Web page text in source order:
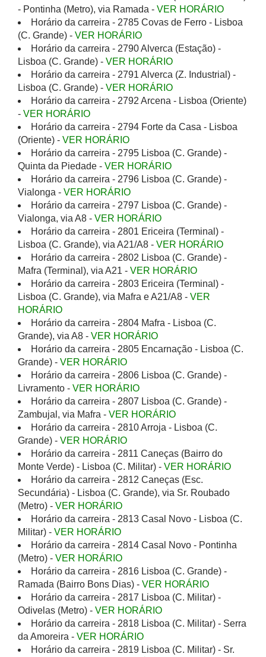
- Pontinha (Metro), via Ramada - VER HORÁRIO
Horário da carreira - 2785 Covas de Ferro - Lisboa
(C. Grande) - VER HORÁRIO
Horário da carreira - 2790 Alverca (Estação) -
Lisboa (C. Grande) - VER HORÁRIO
Horário da carreira - 2791 Alverca (Z. Industrial) -
Lisboa (C. Grande) - VER HORÁRIO
Horário da carreira - 2792 Arcena - Lisboa (Oriente)
- VER HORÁRIO
Horário da carreira - 2794 Forte da Casa - Lisboa
(Oriente) - VER HORÁRIO
Horário da carreira - 2795 Lisboa (C. Grande) -
Quinta da Piedade - VER HORÁRIO
Horário da carreira - 2796 Lisboa (C. Grande) -
Vialonga - VER HORÁRIO
Horário da carreira - 2797 Lisboa (C. Grande) -
Vialonga, via A8 - VER HORÁRIO
Horário da carreira - 2801 Ericeira (Terminal) -
Lisboa (C. Grande), via A21/A8 - VER HORÁRIO
Horário da carreira - 2802 Lisboa (C. Grande) -
Mafra (Terminal), via A21 - VER HORÁRIO
Horário da carreira - 2803 Ericeira (Terminal) -
Lisboa (C. Grande), via Mafra e A21/A8 - VER
HORÁRIO
Horário da carreira - 2804 Mafra - Lisboa (C.
Grande), via A8 - VER HORÁRIO
Horário da carreira - 2805 Encarnação - Lisboa (C.
Grande) - VER HORÁRIO
Horário da carreira - 2806 Lisboa (C. Grande) -
Livramento - VER HORÁRIO
Horário da carreira - 2807 Lisboa (C. Grande) -
Zambujal, via Mafra - VER HORÁRIO
Horário da carreira - 2810 Arroja - Lisboa (C.
Grande) - VER HORÁRIO
Horário da carreira - 2811 Caneças (Bairro do
Monte Verde) - Lisboa (C. Militar) - VER HORÁRIO
Horário da carreira - 2812 Caneças (Esc.
Secundária) - Lisboa (C. Grande), via Sr. Roubado
(Metro) - VER HORÁRIO
Horário da carreira - 2813 Casal Novo - Lisboa (C.
Militar) - VER HORÁRIO
Horário da carreira - 2814 Casal Novo - Pontinha
(Metro) - VER HORÁRIO
Horário da carreira - 2816 Lisboa (C. Grande) -
Ramada (Bairro Bons Dias) - VER HORÁRIO
Horário da carreira - 2817 Lisboa (C. Militar) -
Odivelas (Metro) - VER HORÁRIO
Horário da carreira - 2818 Lisboa (C. Militar) - Serra
da Amoreira - VER HORÁRIO
Horário da carreira - 2819 Lisboa (C. Militar) - Sr.